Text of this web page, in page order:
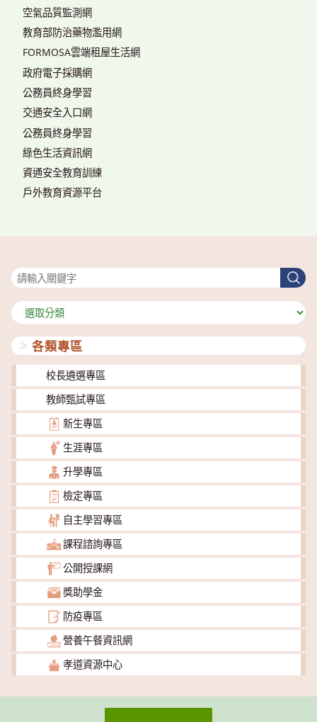
空氣品質監測網
教育部防治藥物濫用網
FORMOSA雲端租屋生活網
政府電子採購網
公務員終身學習
交通安全入口網
公務員終身學習
綠色生活資訊網
資通安全教育訓練
戶外教育資源平台
搜
尋
分
類
各類專區
校長遴選專區
教師甄試專區
新生專區
生涯專區
升學專區
檢定專區
自主學習專區
課程諮詢專區
公開授課網
獎助學金
防疫專區
營養午餐資訊網
孝道資源中心